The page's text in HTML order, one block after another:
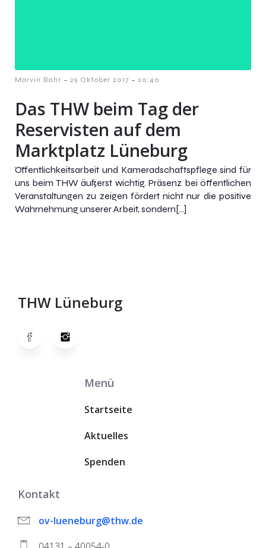
Marvin Bahr - 29 Oktober 2017 - 20:40
Das THW beim Tag der
Reservisten auf dem
Marktplatz Lüneburg
Öffentlichkeitsarbeit und Kameradschaftspflege sind für
uns beim THW äußerst wichtig. Präsenz bei öffentlichen
Veranstaltungen zu zeigen fördert nicht nur die positive
Wahrnehmung unserer Arbeit, sondern[…]
THW Lüneburg
Menü
Startseite
Aktuelles
Spenden
Kontakt
ov-lueneburg@thw.de